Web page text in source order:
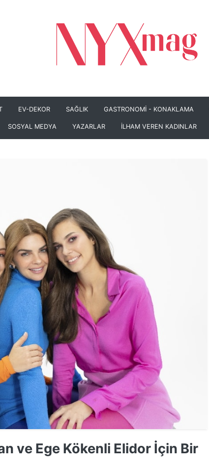
EV-DEKOR SAĞLIK GASTRONOMİ - KONAKLAMA
SOSYAL MEDYA YAZARLAR İLHAM VEREN KADINLAR
ve Ege Kökenli Elidor İçin Bir